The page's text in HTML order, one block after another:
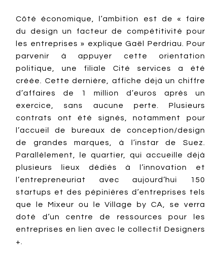
Côté économique, l’ambition est de « faire
du design un facteur de compétitivité pour
les entreprises » explique Gaël Perdriau. Pour
parvenir à appuyer cette orientation
politique, une filiale Cité services a été
créée. Cette dernière, affiche déjà un chiffre
d’affaires de 1 million d’euros après un
exercice, sans aucune perte. Plusieurs
contrats ont été signés, notamment pour
l’accueil de bureaux de conception/design
de grandes marques, à l’instar de Suez.
Parallèlement, le quartier, qui accueille déjà
plusieurs lieux dédiés à l’innovation et
l’entrepreneuriat avec aujourd’hui 150
startups et des pépinières d’entreprises tels
que le Mixeur ou le Village by CA, se verra
doté d’un centre de ressources pour les
entreprises en lien avec le collectif Designers
+.